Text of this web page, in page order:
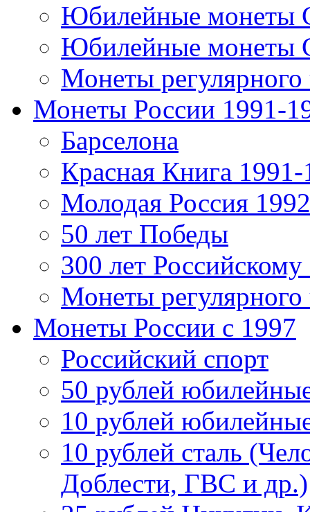
Юбилейные
Юбилейные
Монеты
Монеты России 1991-
Барселона
Красная Книга 1991-
Молодая Россия
50 лет Победы
300 лет
Монеты
Монеты России c 1997
Российский спорт
50 рублей
10 рублей
10 рублей сталь
Доблести, ГВС и др.)